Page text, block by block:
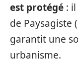
est protégé :
de Paysagiste
garantit une
urbanisme.